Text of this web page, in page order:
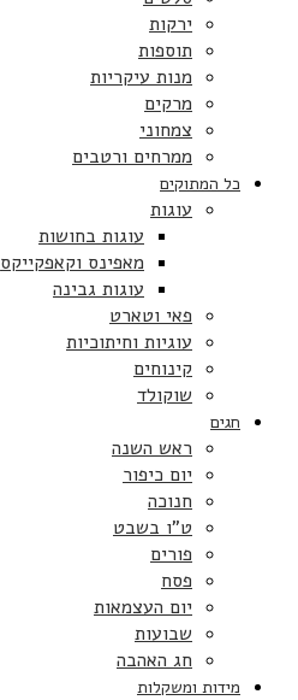
ירקות
תוספות
מנות עיקריות
מרקים
צמחוני
ממרחים ורטבים
כל המתוקים
עוגות
עוגות בחושות
מאפינס וקאפקייקס
עוגות גבינה
פאי וטארט
עוגיות וחיתוכיות
קינוחים
שוקולד
חגים
ראש השנה
יום כיפור
חנוכה
ט”ו בשבט
פורים
פסח
יום העצמאות
שבועות
חג האהבה
מידות ומשקלות